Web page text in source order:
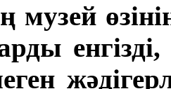
музей